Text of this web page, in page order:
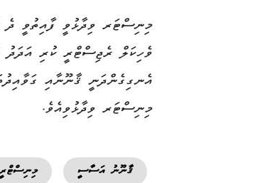
މިނިސްޓަރ ވިދާޅުވީ ފާއިތުވީ ދެ
އެނގިގެންދަނީ ޤާނޫނާއި
މިނިސްޓަރ ވިދާޅުވިއެވެ.
ޤާނޫނު އަސާސީ